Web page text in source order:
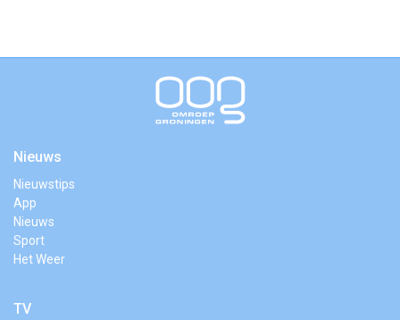
Nieuws
Nieuwstips
App
Nieuws
Sport
Het Weer
TV